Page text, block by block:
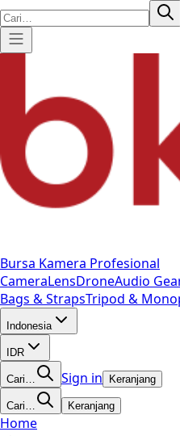
Bursa Kamera Profesional
CameraLensDroneAudio
Bags & StrapsTripod &
Indonesia
IDR
Cari… Sign in Keranjang
Cari… Keranjang
Home